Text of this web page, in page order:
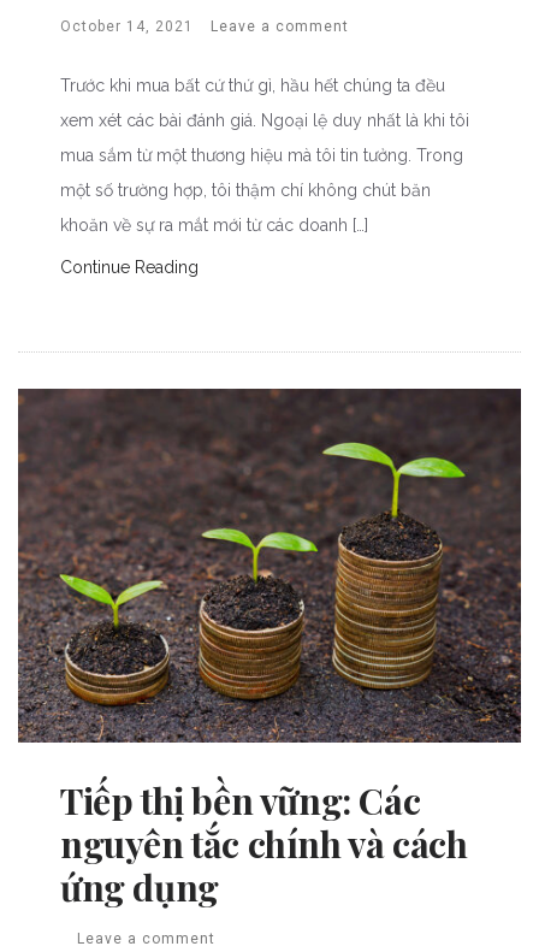
October 14, 2021 Leave a comment
Trước khi mua bất cứ thứ gì, hầu hết chúng ta đều
xem xét các bài đánh giá. Ngoại lệ duy nhất là khi tôi
mua sắm từ một thương hiệu mà tôi tin tưởng. Trong
một số trường hợp, tôi thậm chí không chút băn
khoăn về sự ra mắt mới từ các doanh […]
Continue Reading
Tiếp thị bền vững: Các
nguyên tắc chính và cách
ứng dụng
Leave a comment